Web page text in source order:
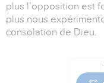
plus l’opposition est
plus nous
consolation de Dieu.